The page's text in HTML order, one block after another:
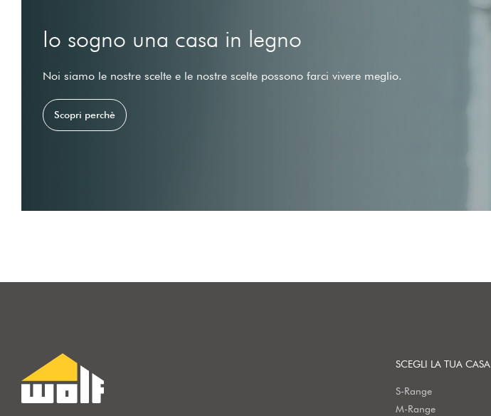
Io sogno una casa in legno
Noi siamo le nostre scelte e le nostre scelte possono farci vivere meglio.
Scopri perchè
SCEGLI LA TUA CASA
S-Range
M-Range